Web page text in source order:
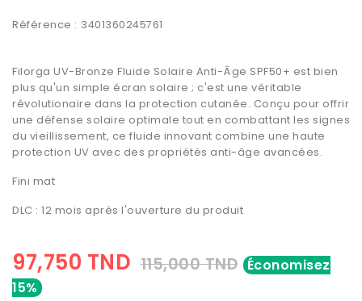
Référence : 3401360245761
Filorga UV-Bronze Fluide Solaire Anti-Âge SPF50+ est bien
plus qu'un simple écran solaire ; c'est une véritable
révolutionaire dans la protection cutanée. Conçu pour offrir
une défense solaire optimale tout en combattant les signes
du vieillissement, ce fluide innovant combine une haute
protection UV avec des propriétés anti-âge avancées.
Fini mat
DLC : 12 mois après l'ouverture du produit
97,750 TND 115,000 TND Économisez
15%